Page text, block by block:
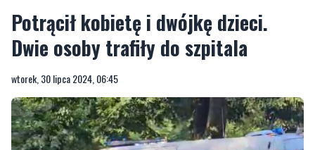
Potrącił kobietę i dwójkę dzieci.
Dwie osoby trafiły do szpitala
wtorek, 30 lipca 2024, 06:45